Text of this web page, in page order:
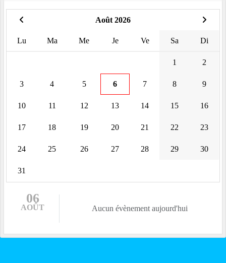
Août 2026
Lu Ma Me Je Ve Sa Di
1 2
3 4 5 6 7 8 9
10 11 12 13 14 15 16
17 18 19 20 21 22 23
24 25 26 27 28 29 30
31
06
AOÛT Aucun évènement aujourd'hui